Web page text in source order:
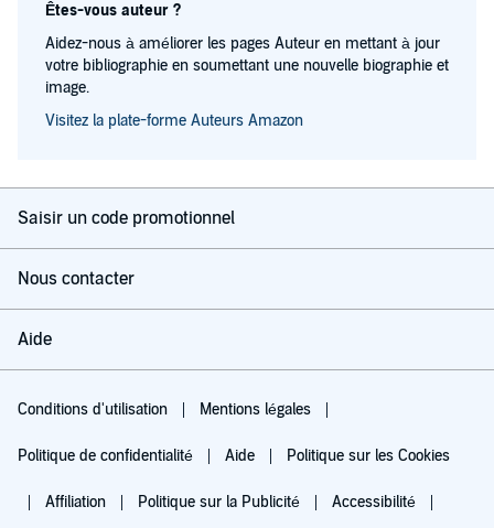
Êtes-vous auteur ?
Aidez-nous à améliorer les pages Auteur en mettant à jour
votre bibliographie en soumettant une nouvelle biographie et
image.
Visitez la plate-forme Auteurs Amazon
Saisir un code promotionnel
Nous contacter
Aide
Conditions d'utilisation Mentions légales
Politique de confidentialité Aide Politique sur les Cookies
Affiliation Politique sur la Publicité Accessibilité